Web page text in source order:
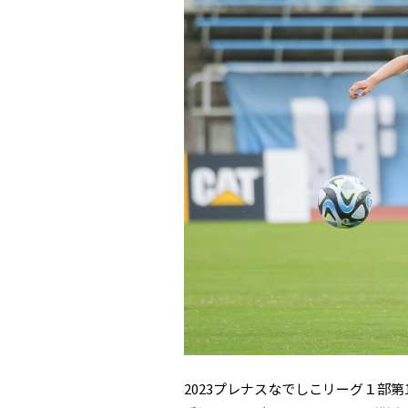
2023プレナスなでしこリーグ１部第